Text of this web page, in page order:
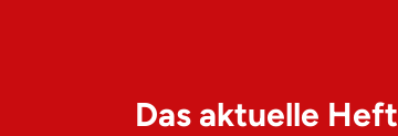
Das aktuelle Heft